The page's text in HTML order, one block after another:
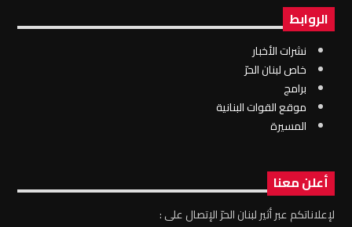
الروابط
نشرات الأخبار
خاص لبنان الحرّ
برامج
موقع القوات البنانية
المسيرة
أعلن معنا
لإعلاناتكم عبر أثير لبنان الحرّ الإتصال على :